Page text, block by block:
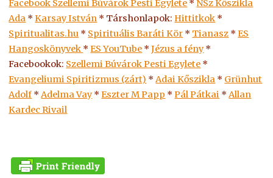
Facebook Szellemi Búvárok Pesti Egylete * NSz Kőszikla
Ada *Karsay István * Társhonlapok:Hittitkok *
Spiritualitas.hu * Spirituális Baráti Kör * Tianasz *ES
Hangoskönyvek *ESYouTube *Jézus a fény *
Facebookok: Szellemi Búvárok Pesti Egylete *
Evangeliumi Spiritizmus (zárt) *Adai Kőszikla * Grünhut
Adolf *Adelma Vay *Eszter M Papp *Pál Pátkai *Allan
Kardec Rivail